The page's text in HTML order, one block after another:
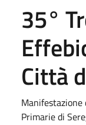
35°
Città
Manifestazione
Primarie di